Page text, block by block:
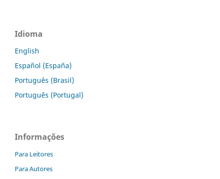
Idioma
English
Español (España)
Português (Brasil)
Português (Portugal)
Informações
Para Leitores
Para Autores